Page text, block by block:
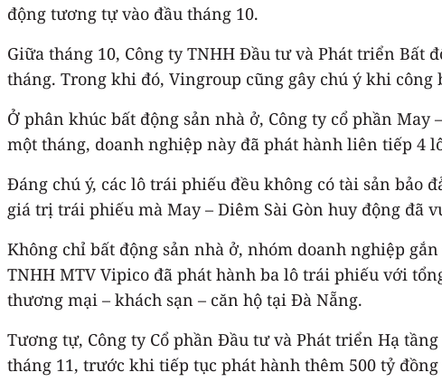
động tương tự vào đầu tháng 10.
Giữa tháng 10, Công ty TNHH Đầu tư và Phát triển Bất
tháng. Trong khi đó, Vingroup cũng gây chú ý khi
Ở phân khúc bất động sản nhà ở, Công ty cổ phần
một tháng, doanh nghiệp này đã phát hành liên tiếp 4
Đáng chú ý, các lô trái phiếu đều không có tài sản bảo
giá trị trái phiếu mà May – Diêm Sài Gòn huy động đã
Không chỉ bất động sản nhà ở, nhóm doanh nghiệp
TNHH MTV Vipico đã phát hành ba lô trái phiếu với
thương mại – khách sạn – căn hộ tại Đà Nẵng.
Tương tự, Công ty Cổ phần Đầu tư và Phát triển Hạ
tháng 11, trước khi tiếp tục phát hành thêm 500 tỷ